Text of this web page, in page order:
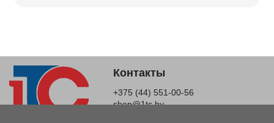
Контакты
+375 (44) 551-00-56
shop@1tc.by